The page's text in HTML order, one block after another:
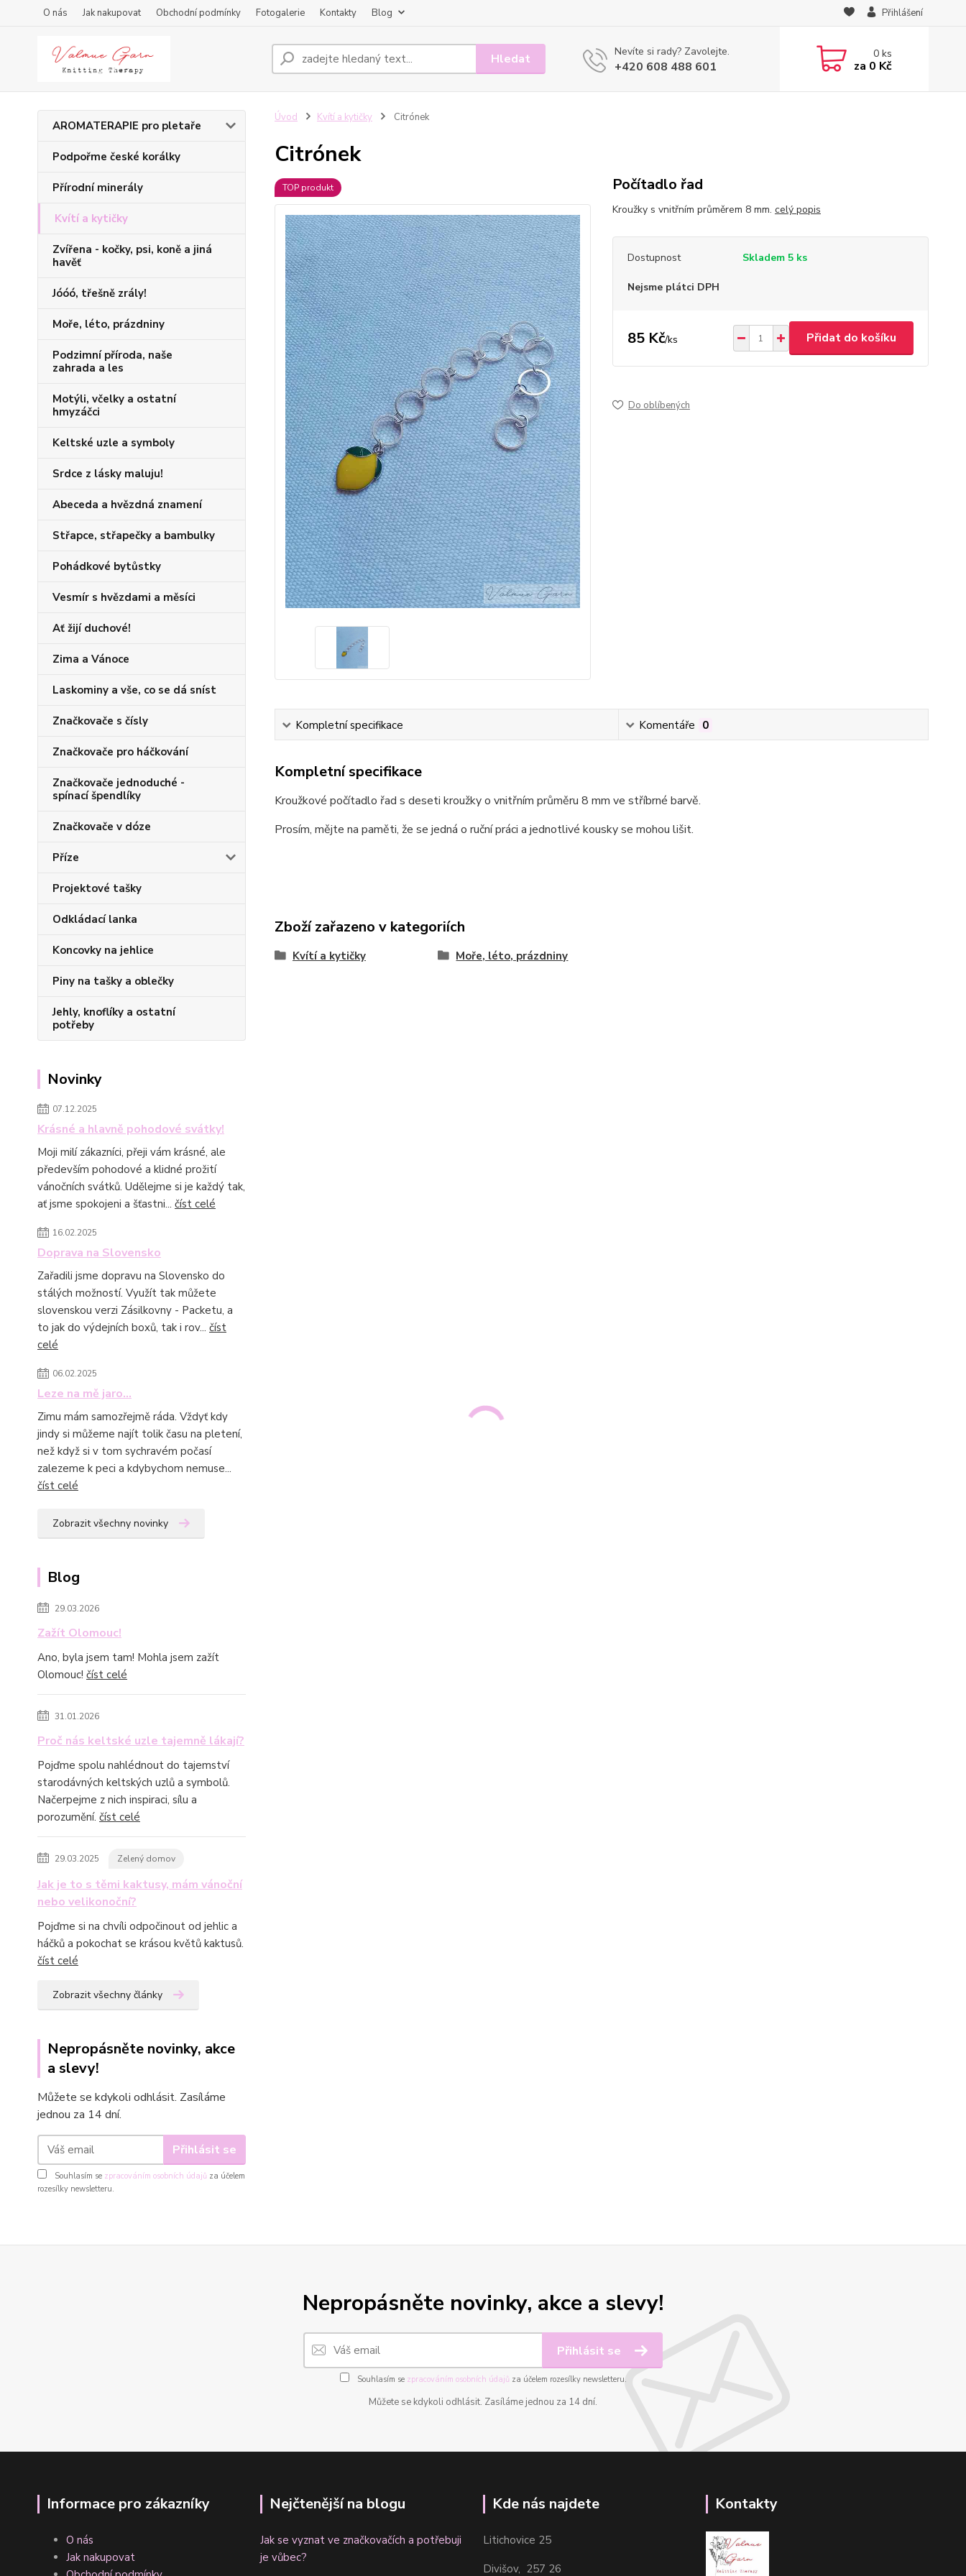
O nás Jak nakupovat Obchodní podmínky Fotogalerie Kontakty Blog Přihlášení
Hledat Nevíte si rady? Zavolejte.
+420 608 488 601
0ks
za 0 Kč
AROMATERAPIE pro pletaře
Podpořme české korálky
Přírodní minerály
Kvítí a kytičky
Zvířena - kočky, psi, koně a jiná
havěť
Jóóó, třešně zrály!
Moře, léto, prázdniny
Podzimní příroda, naše
zahrada a les
Motýli, včelky a ostatní
hmyzáčci
Keltské uzle a symboly
Srdce z lásky maluju!
Abeceda a hvězdná znamení
Střapce, střapečky a bambulky
Pohádkové bytůstky
Vesmír s hvězdami a měsíci
Ať žijí duchové!
Zima a Vánoce
Laskominy a vše, co se dá sníst
Značkovače s čísly
Značkovače pro háčkování
Značkovače jednoduché -
spínací špendlíky
Značkovače v dóze
Příze
Projektové tašky
Odkládací lanka
Koncovky na jehlice
Piny na tašky a oblečky
Jehly, knoflíky a ostatní
potřeby
Novinky
07.12.2025
Krásné a hlavně pohodové svátky!
Moji milí zákazníci, přeji vám krásné, ale
především pohodové a klidné prožití
vánočních svátků. Udělejme si je každý tak,
ať jsme spokojeni a šťastni... číst celé
16.02.2025
Doprava na Slovensko
Zařadili jsme dopravu na Slovensko do
stálých možností. Využít tak můžete
slovenskou verzi Zásilkovny - Packetu, a
to jak do výdejních boxů, tak i rov... číst
celé
06.02.2025
Leze na mě jaro...
Zimu mám samozřejmě ráda. Vždyť kdy
jindy si můžeme najít tolik času na pletení,
než když si v tom sychravém počasí
zalezeme k peci a kdybychom nemuse...
číst celé
Zobrazit všechny novinky
Blog
29.03.2026
Zažít Olomouc!
Ano, byla jsem tam! Mohla jsem zažít
Olomouc! číst celé
31.01.2026
Proč nás keltské uzle tajemně lákají?
Pojďme spolu nahlédnout do tajemství
starodávných keltských uzlů a symbolů.
Načerpejme z nich inspiraci, sílu a
porozumění. číst celé
29.03.2025 Zelený domov
Jak je to s těmi kaktusy, mám vánoční
nebo velikonoční?
Pojďme si na chvíli odpočinout od jehlic a
háčků a pokochat se krásou květů kaktusů.
číst celé
Zobrazit všechny články
Nepropásněte novinky, akce
a slevy!
Můžete se kdykoli odhlásit. Zasíláme
jednou za 14 dní.
Přihlásit se
Souhlasím se zpracováním osobních údajů za účelem
rozesílky newsletteru.
Úvod Kvítí a kytičky Citrónek
Citrónek
TOP produkt Počítadlo řad
Kroužky s vnitřním průměrem 8 mm. celý popis
Dostupnost Skladem 5 ks
Nejsme plátci DPH
85 Kč/ks Přidat do košíku
Do oblíbených
Kompletní specifikace Komentáře 0
Kompletní specifikace
Kroužkové počítadlo řad s deseti kroužky o vnitřním průměru 8 mm ve stříbrné barvě.
Prosím, mějte na paměti, že se jedná o ruční práci a jednotlivé kousky se mohou lišit.
Zboží zařazeno v kategoriích
Kvítí a kytičky Moře, léto, prázdniny
Nepropásněte novinky, akce a slevy!
Přihlásit se
Souhlasím se zpracováním osobních údajů za účelem rozesílky newsletteru.
Můžete se kdykoli odhlásit. Zasíláme jednou za 14 dní.
Informace pro zákazníky
O nás
Jak nakupovat
Nejčtenější na blogu
Jak se vyznat ve značkovačích a potřebuji
je vůbec?
Kde nás najdete
Litichovice 25
Divišov, 257 26
Kontakty